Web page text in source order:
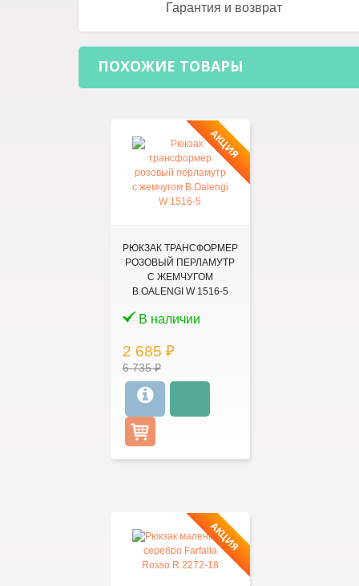
Гарантия и возврат
ПОХОЖИЕ ТОВАРЫ
АКЦИЯ
РЮКЗАК ТРАНСФОРМЕР
РОЗОВЫЙ ПЕРЛАМУТР
С ЖЕМЧУГОМ
B.OALENGI W 1516-5
В наличии
2 685 ₽
6 735 ₽
АКЦИЯ